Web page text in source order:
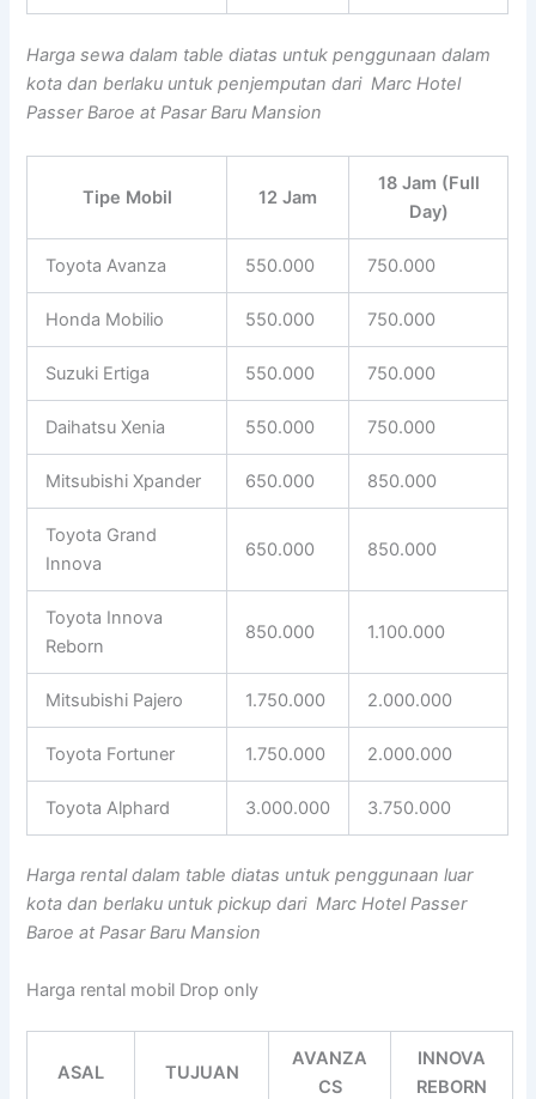
Harga sewa dalam table diatas untuk penggunaan dalam
kota dan berlaku untuk penjemputan dari Marc Hotel
Passer Baroe at Pasar Baru Mansion
Tipe Mobil 12 Jam
18 Jam (Full
Day)
Toyota Avanza 550.000 750.000
Honda Mobilio 550.000 750.000
Suzuki Ertiga 550.000 750.000
Daihatsu Xenia 550.000 750.000
Mitsubishi Xpander 650.000 850.000
Toyota Grand
Innova
650.000 850.000
Toyota Innova
Reborn
850.000 1.100.000
Mitsubishi Pajero 1.750.000 2.000.000
Toyota Fortuner 1.750.000 2.000.000
Toyota Alphard 3.000.000 3.750.000
Harga rental dalam table diatas untuk penggunaan luar
kota dan berlaku untuk pickup dari Marc Hotel Passer
Baroe at Pasar Baru Mansion
Harga rental mobil Drop only
ASAL TUJUAN
AVANZA
CS
INNOVA
REBORN